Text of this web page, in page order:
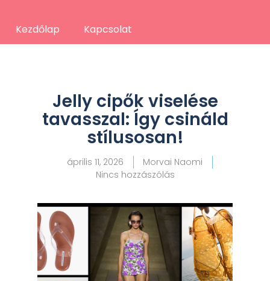
Kezdőlap Kapcsolat
Jelly cipők viselése
tavasszal: Így csináld
stílusosan!
április 11, 2026
Morvai Naomi
Nincs hozzászólás